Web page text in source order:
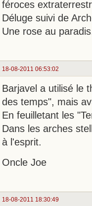
féroces
Déluge suivi de
Une rose au
18-08-2011 06:53:02
Barjavel a utilisé le
des temps", mais
En feuilletant les
Dans les arches
à l'esprit.
Oncle Joe
18-08-2011 18:30:49